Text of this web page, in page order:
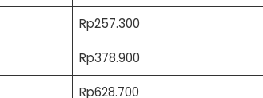
Rp257.300
Rp378.900
Rp628.700